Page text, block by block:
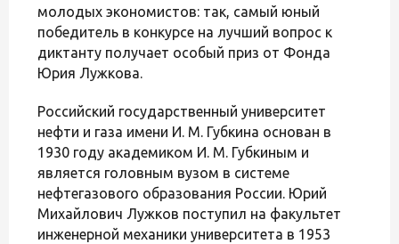
молодых экономистов: так, самый юный
победитель в конкурсе на лучший вопрос к
диктанту получает особый приз от Фонда
Юрия Лужкова.
Российский государственный университет
нефти и газа имени И. М. Губкина основан в
1930 году академиком И. М. Губкиным и
является головным вузом в системе
нефтегазового образования России. Юрий
Михайлович Лужков поступил на факультет
инженерной механики университета в 1953